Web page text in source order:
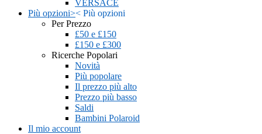
VERSACE
Più opzioni>< Più opzioni
Per Prezzo
£50 e £150
£150 e £300
Ricerche Popolari
Novità
Più popolare
Il prezzo più alto
Prezzo più basso
Saldi
Bambini Polaroid
Il mio account